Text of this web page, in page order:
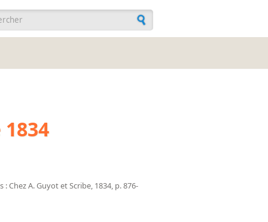
de recherche
: Chez A. Guyot et Scribe, 1834, p. 876-